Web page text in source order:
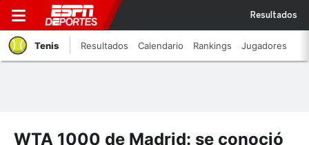
Resultados
Tenis Resultados Calendario Rankings Jugadores
WTA 1000 de Madrid: se conoció